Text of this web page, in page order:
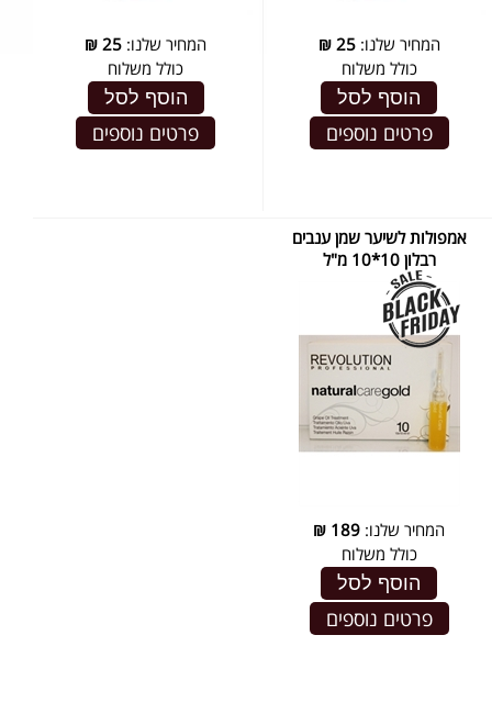
המחיר שלנו:25
₪
כולל משלוח
הוסף לסל
פרטים נוספים
המחיר שלנו: 25
₪
כולל משלוח
הוסף לסל
פרטים נוספים
אמפולות לשיער שמן ענבים
רבלון 10*10 מ"ל
המחיר שלנו: 189
₪
כולל משלוח
הוסף לסל
פרטים נוספים